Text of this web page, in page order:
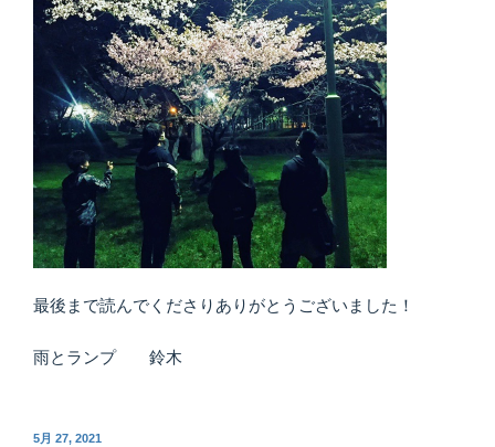
最後まで読んでくださりありがとうございました！
雨とランプ 鈴木
投
5月 27, 2021